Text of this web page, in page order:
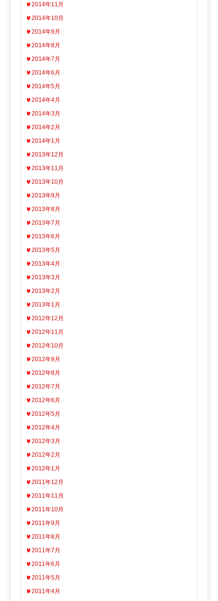
2014年11月
2014年10月
2014年9月
2014年8月
2014年7月
2014年6月
2014年5月
2014年4月
2014年3月
2014年2月
2014年1月
2013年12月
2013年11月
2013年10月
2013年9月
2013年8月
2013年7月
2013年6月
2013年5月
2013年4月
2013年3月
2013年2月
2013年1月
2012年12月
2012年11月
2012年10月
2012年9月
2012年8月
2012年7月
2012年6月
2012年5月
2012年4月
2012年3月
2012年2月
2012年1月
2011年12月
2011年11月
2011年10月
2011年9月
2011年8月
2011年7月
2011年6月
2011年5月
2011年4月